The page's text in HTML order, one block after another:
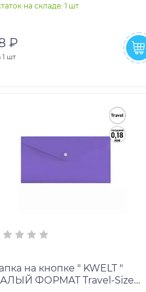
не
на складе: 1 шт
₽
1 шт
на кнопке " KWELT "
ФОРМАТ Travel-Size